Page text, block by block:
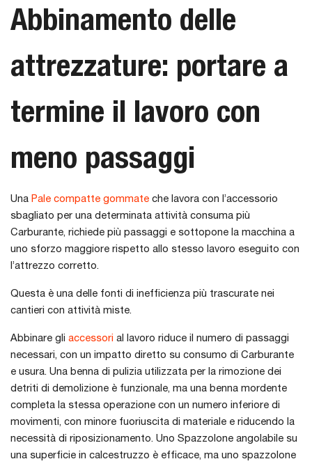
Abbinamento delle
attrezzature: portare a
termine il lavoro con
meno passaggi
Una Pale compatte gommate che lavora con l’accessorio
sbagliato per una determinata attività consuma più
Carburante, richiede più passaggi e sottopone la macchina a
uno sforzo maggiore rispetto allo stesso lavoro eseguito con
l’attrezzo corretto.
Questa è una delle fonti di inefficienza più trascurate nei
cantieri con attività miste.
Abbinare gli accessori al lavoro riduce il numero di passaggi
necessari, con un impatto diretto su consumo di Carburante
e usura. Una benna di pulizia utilizzata per la rimozione dei
detriti di demolizione è funzionale, ma una benna mordente
completa la stessa operazione con un numero inferiore di
movimenti, con minore fuoriuscita di materiale e riducendo la
necessità di riposizionamento. Uno Spazzolone angolabile su
una superficie in calcestruzzo è efficace, ma uno spazzolone